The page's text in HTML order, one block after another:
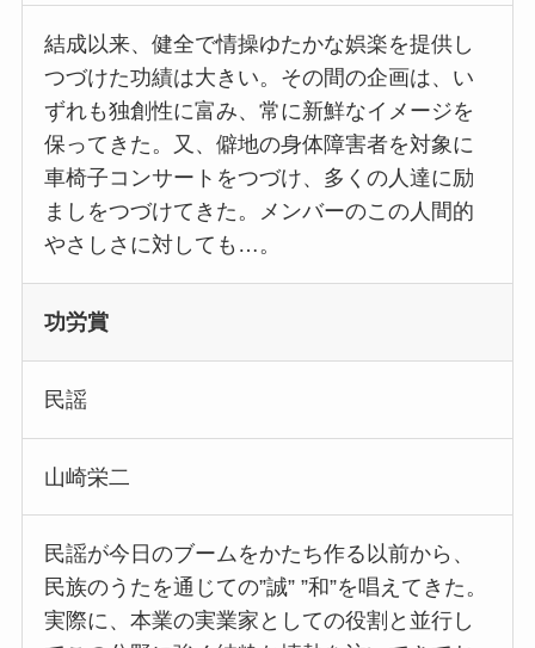
結成以来、健全で情操ゆたかな娯楽を提供し
つづけた功績は大きい。その間の企画は、い
ずれも独創性に富み、常に新鮮なイメージを
保ってきた。又、僻地の身体障害者を対象に
車椅子コンサートをつづけ、多くの人達に励
ましをつづけてきた。メンバーのこの人間的
やさしさに対しても…。
功労賞
民謡
山崎栄二
民謡が今日のブームをかたち作る以前から、
民族のうたを通じての”誠” ”和”を唱えてきた。
実際に、本業の実業家としての役割と並行し